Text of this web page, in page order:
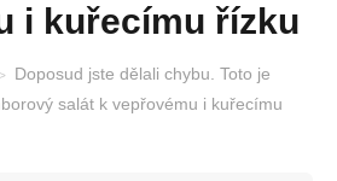
i kuřecímu řízku
Doposud jste dělali chybu. Toto je
salát k vepřovému i kuřecímu